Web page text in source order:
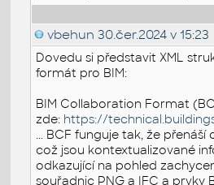
vbehun 30.čer.2024 v 15:23
Dovedu si představit XML
formát pro BIM:
BIM Collaboration Format
zde: https://
... BCF funguje tak, že
což jsou kontextualizované
odkazující na pohled
souřadnic PNG a IFC a prvky